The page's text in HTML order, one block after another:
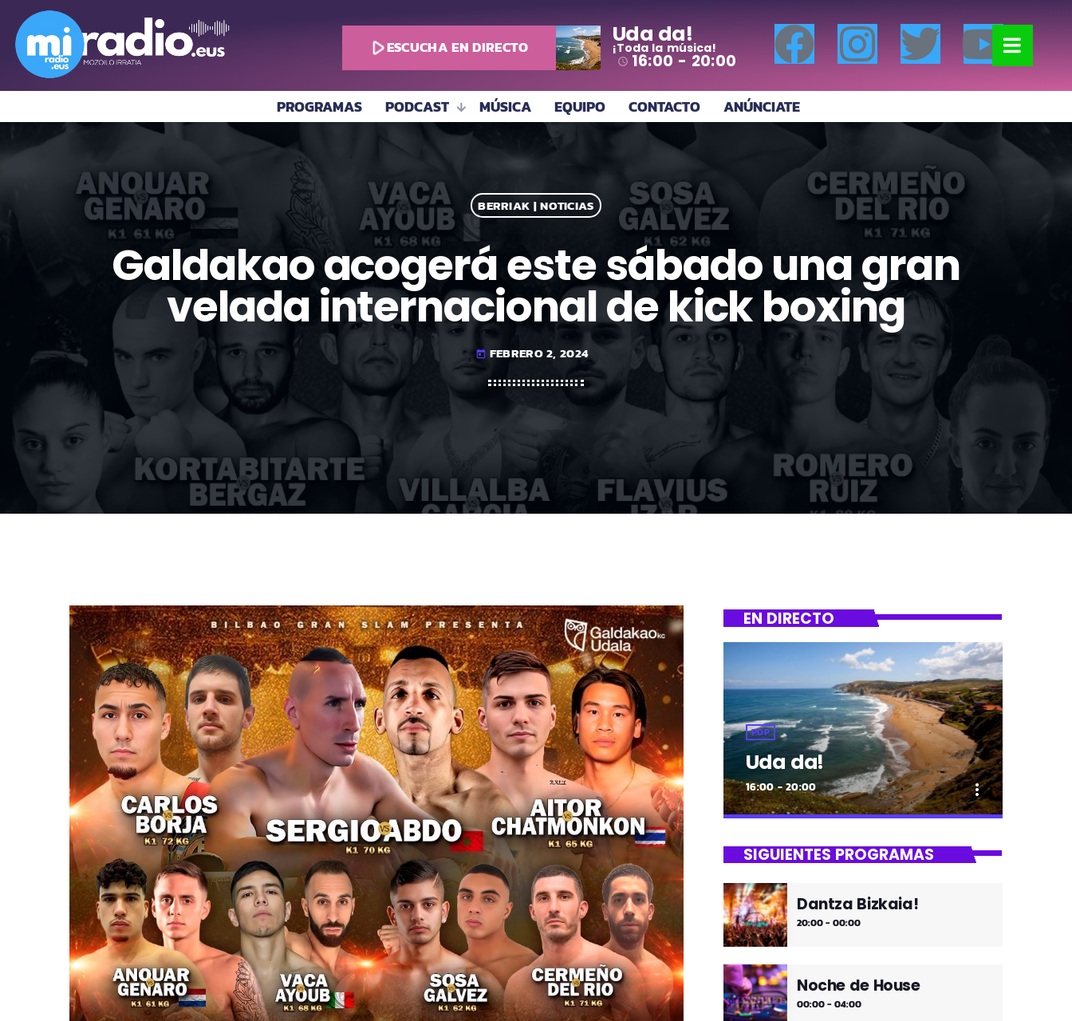
play_arrowESCUCHA EN DIRECTO Uda da!
¡Toda la música!
access_time 16:00 - 20:00
PROGRAMAS PODCAST MÚSICA EQUIPO CONTACTO ANÚNCIATE
BERRIAK | NOTICIAS
Galdakao acogerá este sábado una gran
velada internacional de kick boxing
today FEBRERO 2, 2024
EN DIRECTO
POP
Uda da!
16:00 - 20:00 more_vert
Uda da!
¡Toda la música!
SIGUIENTES PROGRAMAS
Dantza Bizkaia!
20:00 - 00:00
Noche de House
00:00 - 04:00